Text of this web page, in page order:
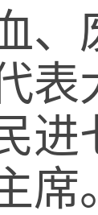
、
表
席